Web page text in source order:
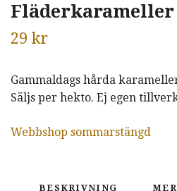
Fläderkarameller
29 kr
Gammaldags hårda
Säljs per hekto. Ej egen
Webbshop sommarstängd
BESKRIVNING